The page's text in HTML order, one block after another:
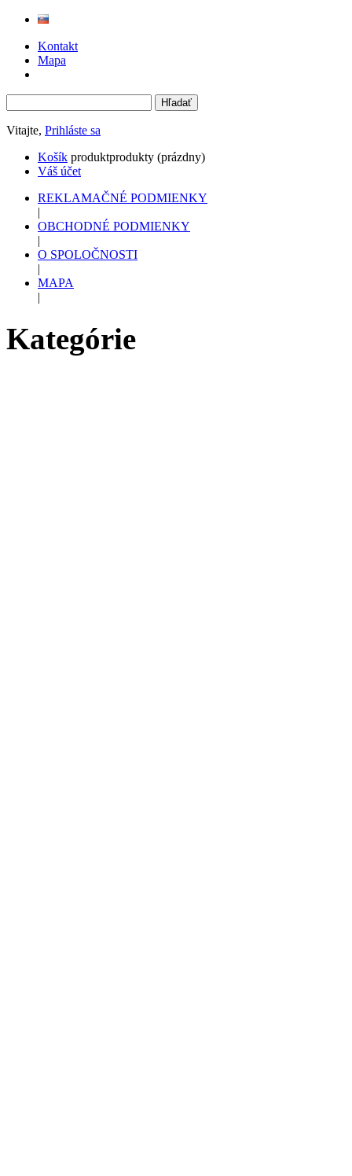
Kontakt
Mapa
Vitajte, Prihláste sa
Košík produktprodukty (prázdny)
Váš účet
REKLAMAČNÉ PODMIENKY
|
OBCHODNÉ PODMIENKY
|
O SPOLOČNOSTI
|
MAPA
|
Kategórie